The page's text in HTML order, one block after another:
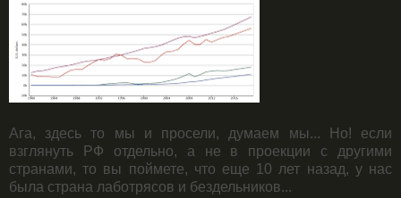
Ага, здесь то мы и просели, думаем мы... Но! если
взглянуть РФ отдельно, а не в проекции с другими
странами, то вы поймете, что еще 10 лет назад, у нас
была страна лаботрясов и бездельников...